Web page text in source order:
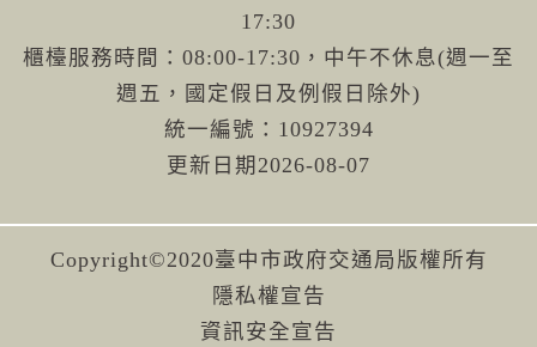
17:30
櫃檯服務時間：08:00-17:30，中午不休息(週一至
週五，國定假日及例假日除外)
統一編號：10927394
更新日期 2026-08-07
Copyright©2020臺中市政府交通局版權所有
隱私權宣告
資訊安全宣告